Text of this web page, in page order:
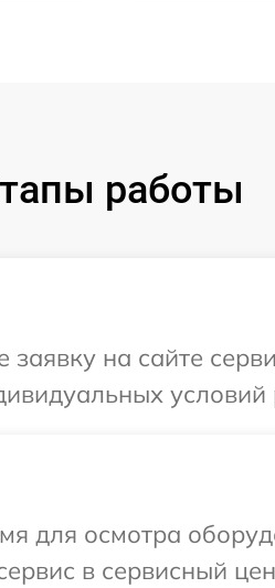
работы
на сайте
для осмотра
в сервисный